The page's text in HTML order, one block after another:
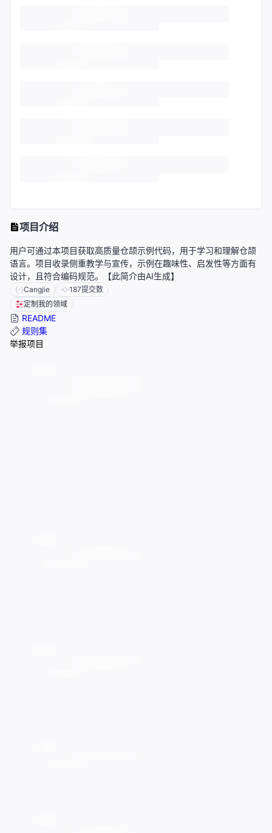
项目介绍
用户可通过本项目获取高质量仓颉示例代码，用于学习和理解仓颉
语言。项目收录侧重教学与宣传，示例在趣味性、启发性等方面有
设计，且符合编码规范。【此简介由AI生成】
Cangjie 187提交数
定制我的领域
README
规则集
举报项目